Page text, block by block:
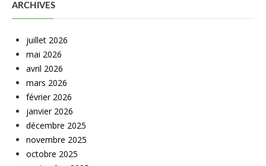
ARCHIVES
juillet 2026
mai 2026
avril 2026
mars 2026
février 2026
janvier 2026
décembre 2025
novembre 2025
octobre 2025